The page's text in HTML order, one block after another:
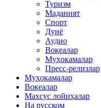
Туризм
Маданият
Спорт
Дунё
Аудио
Воқеалар
Муҳокамалар
Пресс-релизлар
Муҳокамалар
Воқеалар
Махсус лойиҳалар
На русском